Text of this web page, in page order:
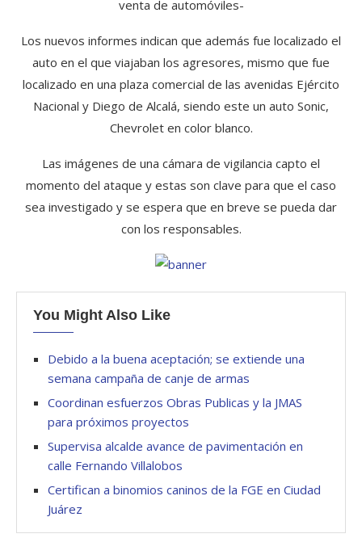
venta de automóviles-
Los nuevos informes indican que además fue localizado el
auto en el que viajaban los agresores, mismo que fue
localizado en una plaza comercial de las avenidas Ejército
Nacional y Diego de Alcalá, siendo este un auto Sonic,
Chevrolet en color blanco.
Las imágenes de una cámara de vigilancia capto el
momento del ataque y estas son clave para que el caso
sea investigado y se espera que en breve se pueda dar
con los responsables.
You Might Also Like
Debido a la buena aceptación; se extiende una
semana campaña de canje de armas
Coordinan esfuerzos Obras Publicas y la JMAS
para próximos proyectos
Supervisa alcalde avance de pavimentación en
calle Fernando Villalobos
Certifican a binomios caninos de la FGE en Ciudad
Juárez